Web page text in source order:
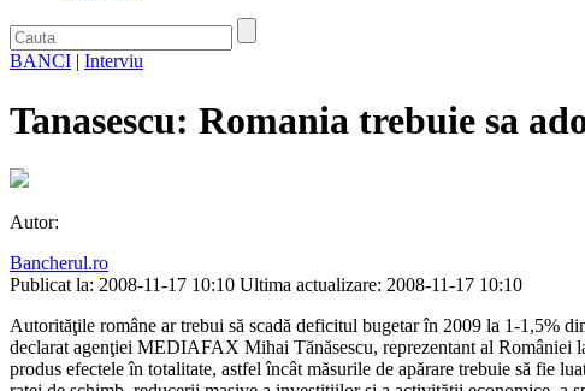
BANCI | Interviu
Tanasescu: Romania trebuie sa
Autor:
Bancherul.ro
Publicat la: 2008-11-17 10:10 Ultima actualizare: 2008-11-17 10:10
Autorităţile române ar trebui să scadă deficitul bugetar în 2009 la 1-1,5%
declarat agenţiei MEDIAFAX Mihai Tănăsescu, reprezentant al României
produs efectele în totalitate, astfel încât măsurile de apărare trebuie să fie